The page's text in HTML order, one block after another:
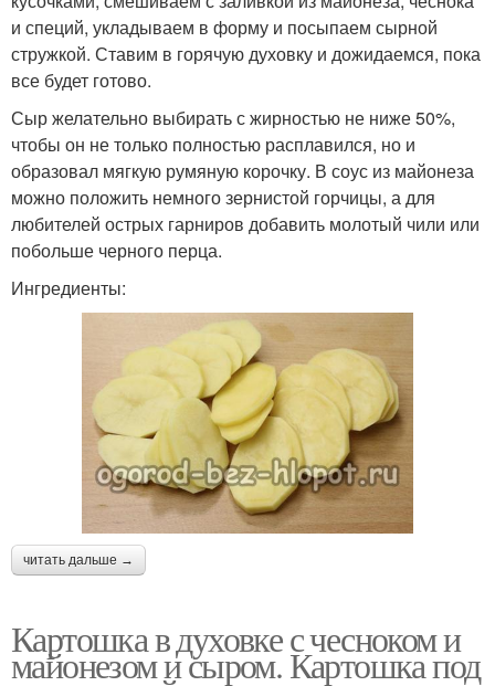
и специй, укладываем в форму и посыпаем сырной
стружкой. Ставим в горячую духовку и дожидаемся, пока
все будет готово.
Сыр желательно выбирать с жирностью не ниже 50%,
чтобы он не только полностью расплавился, но и
образовал мягкую румяную корочку. В соус из майонеза
можно положить немного зернистой горчицы, а для
любителей острых гарниров добавить молотый чили или
побольше черного перца.
Ингредиенты:
читать дальше →
Картошка в духовке с чесноком и
майонезом и сыром. Картошка под